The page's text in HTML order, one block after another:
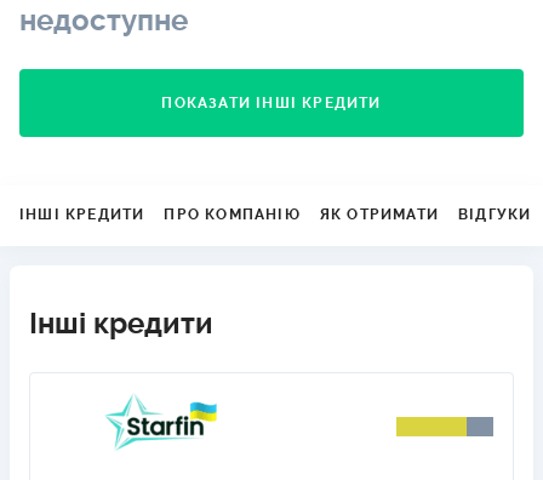
недоступне
ПОКАЗАТИ ІНШІ КРЕДИТИ
ІНШІ КРЕДИТИ ПРО КОМПАНІЮ ЯК ОТРИМАТИ ВІДГУКИ
Інші кредити